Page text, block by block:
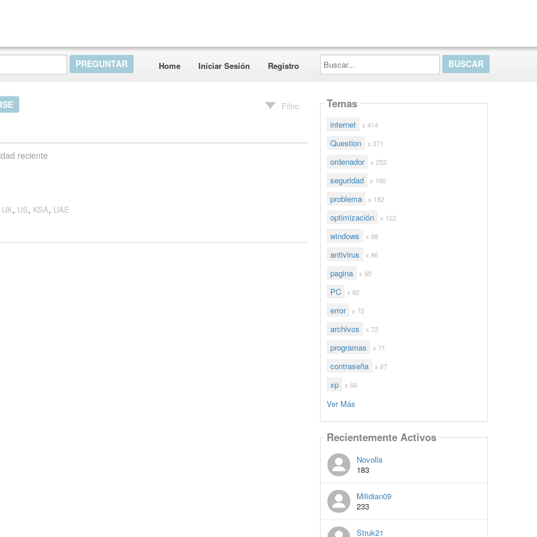
Home Iniciar Sesión Registro
Buscar...
Filtro
reciente
, US, KSA, UAE
Temas
internet x 414
Question x 371
ordenador x 252
seguridad x 190
problema x 182
optimización x 122
windows x 88
antivirus x 86
pagina x 85
PC x 82
error x 72
archivos x 72
programas x 71
contraseña x 67
xp x 66
Ver Más
Recientemente Activos
Novolla
183
Milidian09
233
Struk21